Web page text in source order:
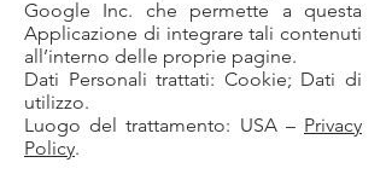
Google Inc. che permette a questa
Applicazione di integrare tali contenuti
all’interno delle proprie pagine.
Dati Personali trattati: Cookie; Dati di
utilizzo.
Luogo del trattamento: USA – Privacy
Policy.